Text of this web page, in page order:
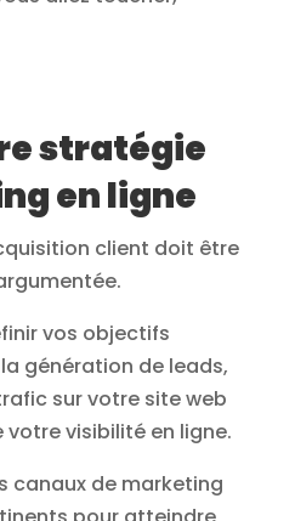
stratégie
en ligne
client doit être
vos objectifs
génération de leads,
sur votre site web
votre visibilité en ligne.
canaux de marketing